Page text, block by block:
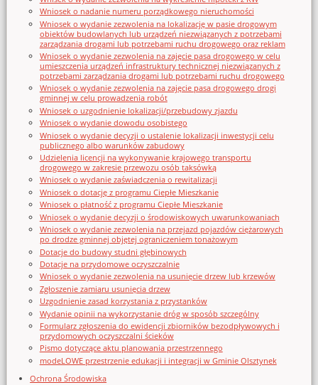
Wniosek o nadanie numeru porządkowego nieruchomości
Wniosek o wydanie zezwolenia na lokalizację w pasie drogowym
obiektów budowlanych lub urządzeń niezwiązanych z potrzebami
zarządzania drogami lub potrzebami ruchu drogowego oraz reklam
Wniosek o wydanie zezwolenia na zajęcie pasa drogowego w celu
umieszczenia urządzeń infrastruktury technicznej niezwiązanych z
potrzebami zarządzania drogami lub potrzebami ruchu drogowego
Wniosek o wydanie zezwolenia na zajęcie pasa drogowego drogi
gminnej w celu prowadzenia robót
Wniosek o uzgodnienie lokalizacji/przebudowy zjazdu
Wniosek o wydanie dowodu osobistego
Wniosek o wydanie decyzji o ustalenie lokalizacji inwestycji celu
publicznego albo warunków zabudowy
Udzielenia licencji na wykonywanie krajowego transportu
drogowego w zakresie przewozu osób taksówką
Wniosek o wydanie zaświadczenia o rewitalizacji
Wniosek o dotację z programu Ciepłe Mieszkanie
Wniosek o płatność z programu Ciepłe Mieszkanie
Wniosek o wydanie decyzji o środowiskowych uwarunkowaniach
Wniosek o wydanie zezwolenia na przejazd pojazdów ciężarowych
po drodze gminnej objętej ograniczeniem tonażowym
Dotacje do budowy studni głębinowych
Dotacje na przydomowe oczyszczalnie
Wniosek o wydanie zezwolenia na usunięcie drzew lub krzewów
Zgłoszenie zamiaru usunięcia drzew
Uzgodnienie zasad korzystania z przystanków
Wydanie opinii na wykorzystanie dróg w sposób szczególny
Formularz zgłoszenia do ewidencji zbiorników bezodpływowych i
przydomowych oczyszczalni ścieków
Pismo dotyczące aktu planowania przestrzennego
modeLOWE przestrzenie edukacji i integracji w Gminie Olsztynek
Ochrona Środowiska